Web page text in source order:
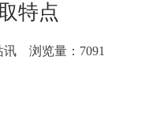
特点
讯 浏览量：7091